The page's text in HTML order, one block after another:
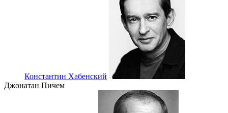
Константин Хабенский
Джонатан Пичем